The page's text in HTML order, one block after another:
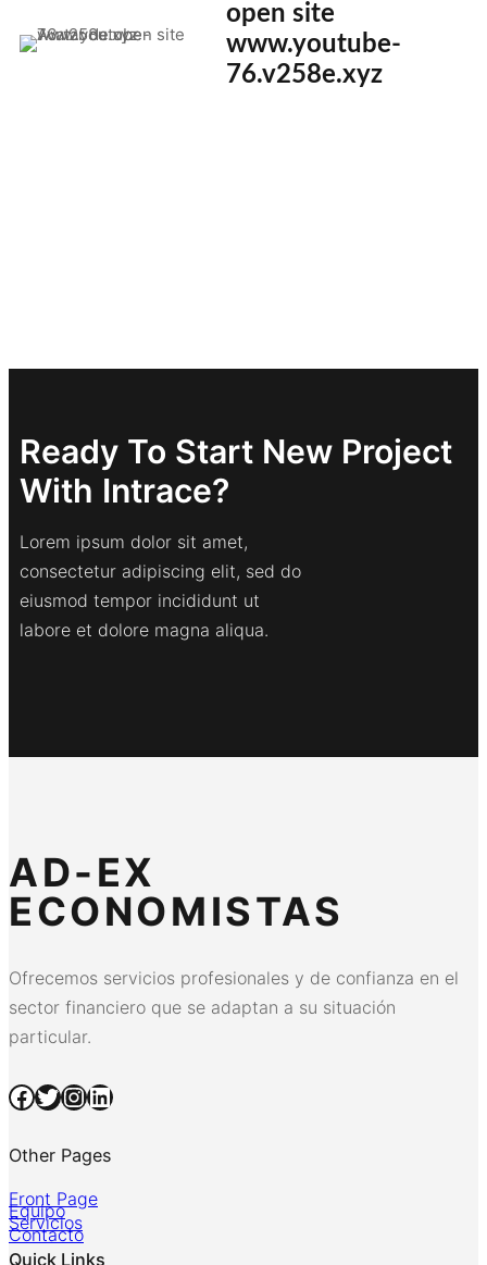
open site
www.youtube-
76.v258e.xyz
Ready To Start New Project
With Intrace?
Lorem ipsum dolor sit amet,
consectetur adipiscing elit, sed do
eiusmod tempor incididunt ut
labore et dolore magna aliqua.
AD-EX
ECONOMISTAS
Ofrecemos servicios profesionales y de confianza en el
sector financiero que se adaptan a su situación
particular.
Facebook Twitter InstagramLinkedIn
Other Pages
Front Page
Equipo
Servicios
Contacto
Quick Links